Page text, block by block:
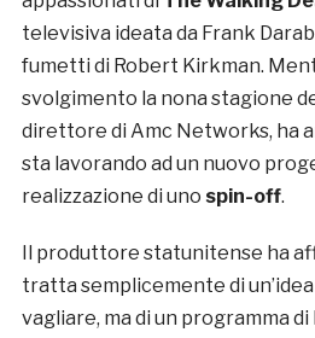
televisiva ideata da Frank
fumetti di Robert Kirkman.
svolgimento la nona stagione
direttore di Amc Networks, ha
sta lavorando ad un nuovo
realizzazione di uno spin-off.
Il produttore statunitense ha
tratta semplicemente di
vagliare, ma di un programma